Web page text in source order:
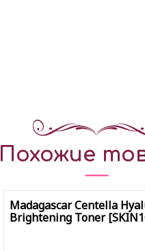
Похожие
Madagascar Centella
Brightening Toner